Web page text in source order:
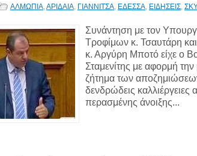
ΑΛΜΩΠΙΑ,ΑΡΙΔΑΙΑ, ΓΙΑΝΝΙΤΣΑ, ΕΔΕΣΣΑ, ΕΙΔΗΣΕΙΣ,
Συνάντηση με τον
Τροφίμων κ. Τσαυτάρη
κ. Αργύρη Μποτό είχε ο
Σταμενίτης με αφορμή
ζήτημα των αποζημιώσεων
δενδρώδεις καλλιέργειες
περασμένης άνοιξης...